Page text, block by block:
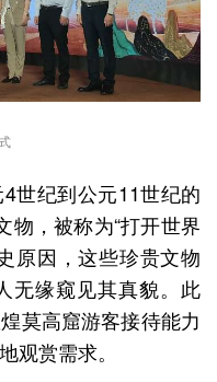
世纪到公元11世纪的
物，被称为“打开世界
原因，这些珍贵文物
无缘窥见其真貌。此
莫高窟游客接待能力
观赏需求。